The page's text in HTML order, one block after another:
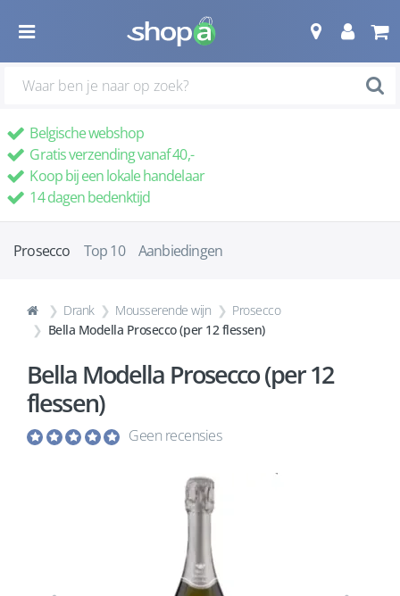
Belgische webshop
Gratis verzending vanaf 40,-
Koop bij een lokale handelaar
14 dagen bedenktijd
Prosecco Top 10 Aanbiedingen
Drank Mousserende wijn
Prosecco
Bella Modella Prosecco (per 12 flessen)
Bella Modella Prosecco (per 12
flessen)
Geen recensies